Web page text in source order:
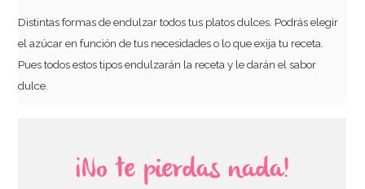
Distintas formas de endulzar todos tus platos dulces. Podrás elegir
el azúcar en función de tus necesidades o lo que exija tu receta.
Pues todos estos tipos endulzarán la receta y le darán el sabor
dulce.
¡No te pierdas nada!